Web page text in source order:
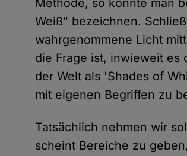
Methode, so könnte man
Weiß" bezeichnen.
wahrgenommene Licht
die Frage ist, inwieweit es
der Welt als 'Shades of
mit eigenen Begriffen zu
Tatsächlich nehmen wir
scheint Bereiche zu